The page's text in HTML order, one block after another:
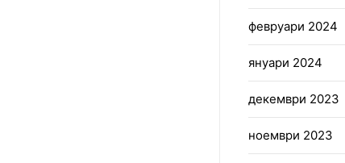
февруари 2024
януари 2024
декември 2023
ноември 2023